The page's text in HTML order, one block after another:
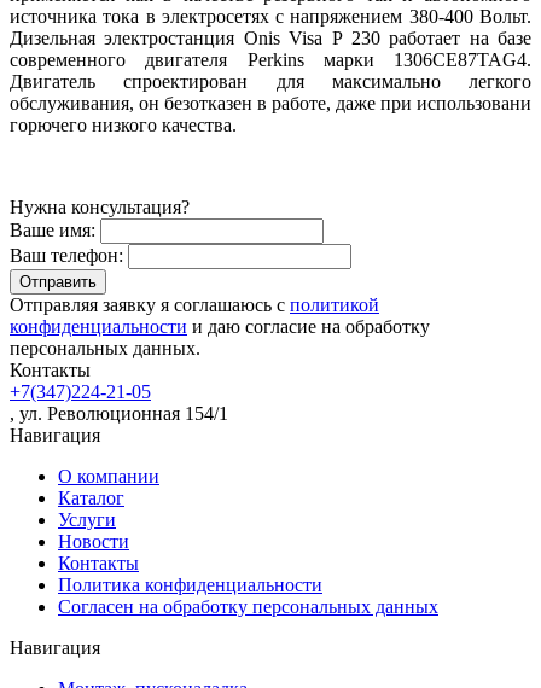
источника тока в электросетях с напряжением 380-400 Вольт.
Дизельная электростанция Onis Visa Р 230 работает на базе
современного двигателя Perkins марки 1306CE87TAG4.
Двигатель спроектирован для максимально легкого
обслуживания, он безотказен в работе, даже при использовани
горючего низкого качества.
Нужна консультация?
Ваше имя:
Ваш телефон:
Отправляя заявку я соглашаюсь с политикой
конфиденциальности и даю согласие на обработку
персональных данных.
Контакты
+7(347)224-21-05
, ул. Революционная 154/1
Навигация
О компании
Каталог
Услуги
Новости
Контакты
Политика конфиденциальности
Согласен на обработку персональных данных
Навигация